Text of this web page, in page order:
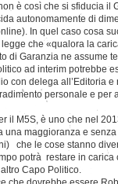
è così che si sfiducia il
autonomamente di
In quel caso cosa
che «qualora la
di Garanzia ne assume
ad interim potrebbe
con delega all’Editoria
personale e per
il M5S, è uno che nel
una maggioranza e
che le cose stanno
potrà restare in carica
Capo Politico.